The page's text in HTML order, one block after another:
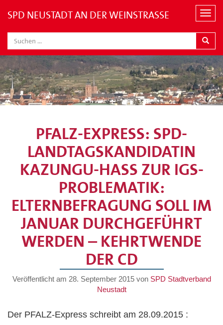
N
v
i
g
a
t
i
o
SPD NEUSTADT AN DER WEINSTRASSE
PFALZ-EXPRESS: SPD-
LANDTAGSKANDIDATIN
KAZUNGU-HASS ZUR IGS-P
ROBLEMATIK: E
LTERNBEFRAGUNG SOLL IM J
ANUAR DURCHGEFÜHRT W
ERDEN – KEHRTWENDE D
ER CD
Veröffentlicht am 28. September 2015von SPD Stadtverband
Neustadt
Der PFALZ-Express schreibt am 28.09.2015 :